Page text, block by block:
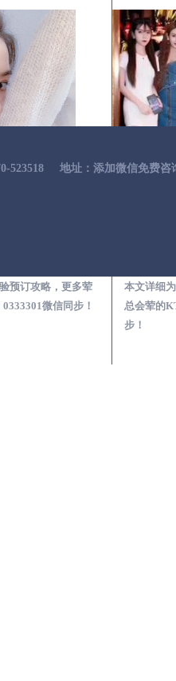
预订攻略，更多荤
微信同步！
本文详细
总会荤的
步！
523518 地址：添加微信免费